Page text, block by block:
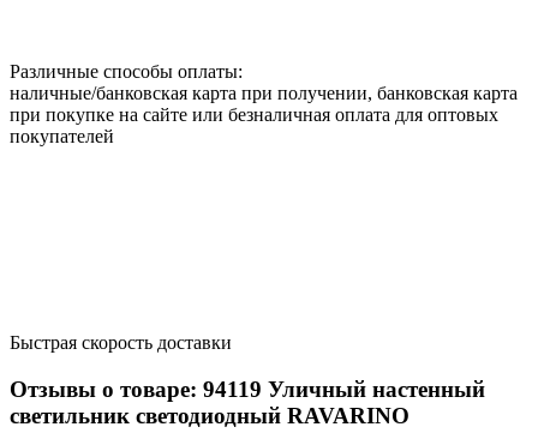
Различные способы оплаты:
наличные/банковская карта при получении, банковская карта
при покупке на сайте или безналичная оплата для оптовых
покупателей
Быстрая скорость доставки
Отзывы о товаре: 94119 Уличный настенный
светильник светодиодный RAVARINO